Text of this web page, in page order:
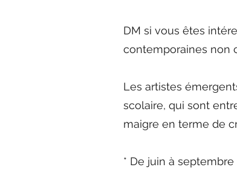
DM si vous êtes
contemporaines non
Les artistes
scolaire, qui sont
maigre en terme de
* De juin à